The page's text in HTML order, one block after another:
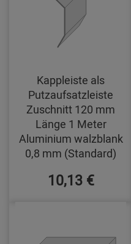
Kappleiste als
Putzaufsatzleiste
Zuschnitt 120 mm
Länge 1 Meter
Aluminium walzblank
0,8 mm (Standard)
10,13 €